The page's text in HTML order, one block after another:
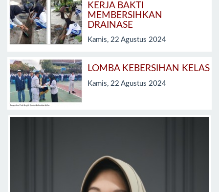
KERJA BAKTI
MEMBERSIHKAN
DRAINASE
Kamis, 22 Agustus 2024
LOMBA KEBERSIHAN KELAS
Kamis, 22 Agustus 2024